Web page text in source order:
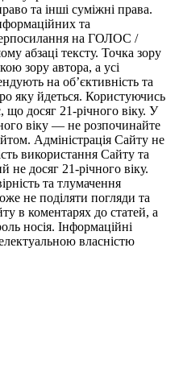
та інші суміжні права.
та
на ГОЛОС /
абзаці тексту. Точка зору
зору автора, а усі
на об’єктивність та
яку йдеться. Користуючись
що досяг 21-річного віку. У
віку — не розпочинайте
Адміністрація Сайту не
використання Сайту та
не досяг 21-річного віку.
та тлумачення
не поділяти погляди та
в коментарях до статей, а
носія. Інформаційні
власністю